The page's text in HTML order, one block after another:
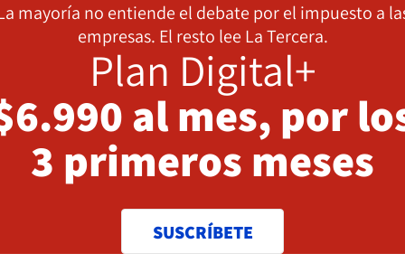
mayoría no entiende el debate por el impuesto a
empresas. El resto lee La Tercera.
Plan Digital+
al mes, por
3 primeros meses
SUSCRÍBETE